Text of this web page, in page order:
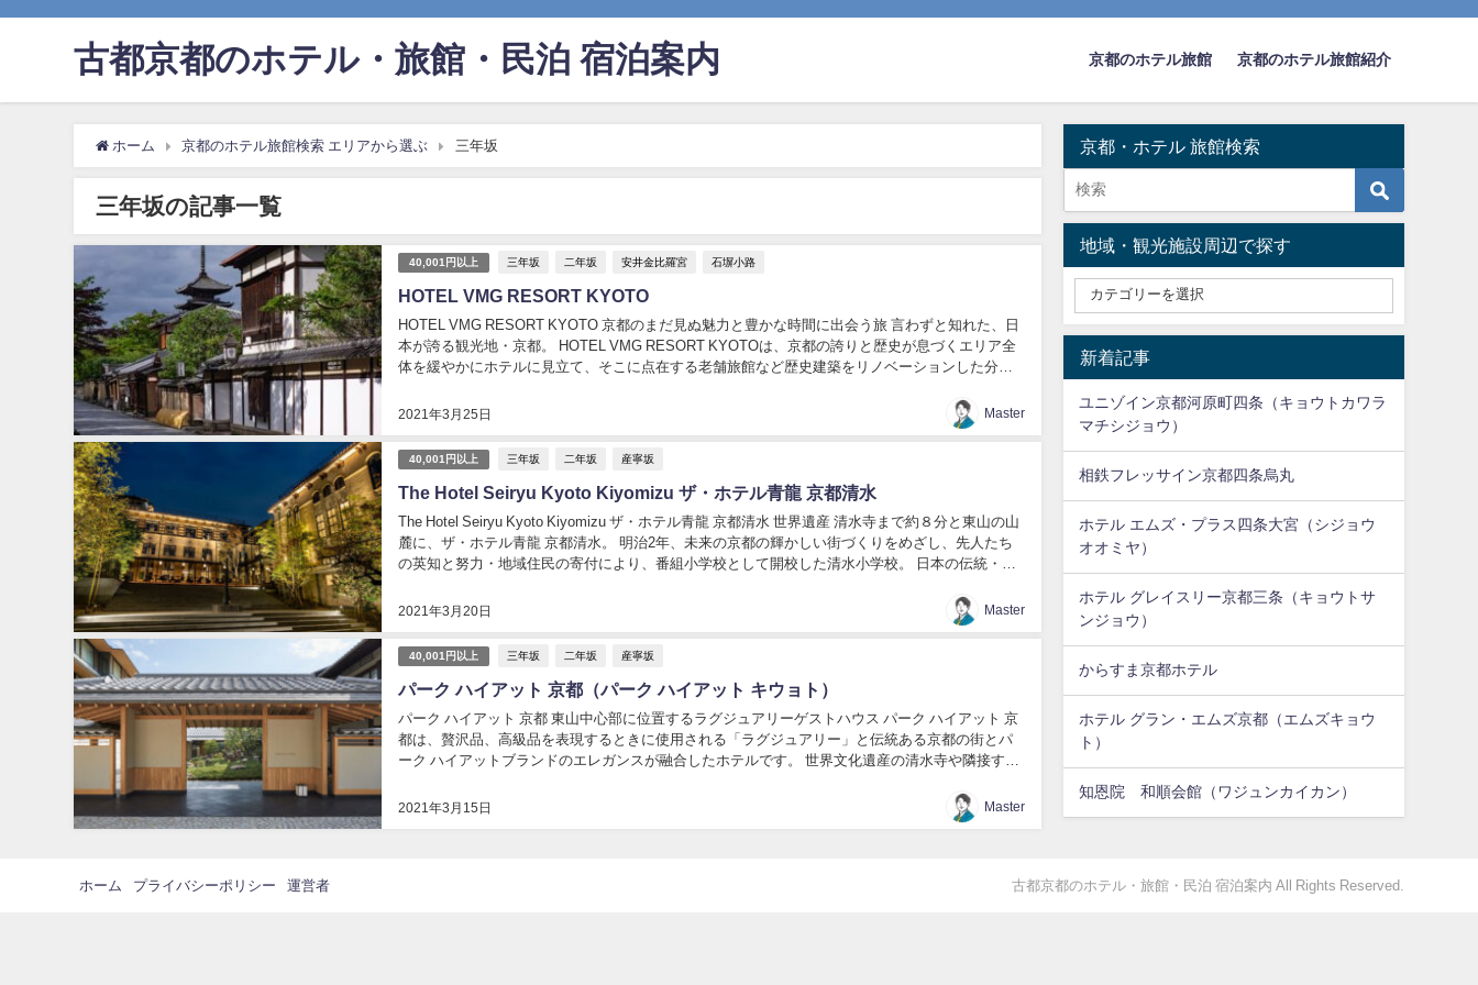
古都京都のホテル・旅館・民泊 宿泊案内 京都のホテル旅館 京都のホテル旅館紹介
ホーム 京都のホテル旅館検索 エリアから選ぶ 三年坂
三年坂の記事一覧
40,001円以上 三年坂 二年坂 安井金比羅宮 石塀小路
HOTEL VMG RESORT KYOTO
2021年3月25日
HOTEL VMG RESORT KYOTO 京都のまだ見ぬ魅力と豊かな時間に出会う旅 言わずと知れた、日
本が誇る観光地・京都。 HOTEL VMG RESORT KYOTOは、京都の誇りと歴史が息づくエリア全
体を緩やかにホテルに見立て、そこに点在する老舗旅館など歴史建築をリノベーションした分散
Master
40,001円以上 三年坂 二年坂 産寧坂
The Hotel Seiryu Kyoto Kiyomizu ザ・ホテル青龍 京都清水
2021年3月20日
The Hotel Seiryu Kyoto Kiyomizu ザ・ホテル青龍 京都清水 世界遺産 清水寺まで約８分と東山の山
麓に、ザ・ホテル青龍 京都清水。 明治2年、未来の京都の輝かしい街づくりをめざし、先人たち
の英知と努力・地域住民の寄付により、番組小学校として開校した清水小学校。 日本の伝統・文
Master
40,001円以上 三年坂 二年坂 産寧坂
パーク ハイアット 京都（パーク ハイアット キウョト）
2021年3月15日
パーク ハイアット 京都 東山中心部に位置するラグジュアリーゲストハウス パーク ハイアット 京
都は、贅沢品、高級品を表現するときに使用される「ラグジュアリー」と伝統ある京都の街とパ
ーク ハイアットブランドのエレガンスが融合したホテルです。 世界文化遺産の清水寺や隣接する
Master
京都・ホテル 旅館検索
地域・観光施設周辺で探す
新着記事
ユニゾイン京都河原町四条（キョウトカワラ
マチシジョウ）
相鉄フレッサイン京都四条烏丸
ホテル エムズ・プラス四条大宮（シジョウ
オオミヤ）
ホテル グレイスリー京都三条（キョウトサ
ンジョウ）
からすま京都ホテル
ホテル グラン・エムズ京都（エムズキョウ
ト）
知恩院 和順会館（ワジュンカイカン）
ホーム プライバシーポリシー 運営者 古都京都のホテル・旅館・民泊 宿泊案内 All Rights Reserved.